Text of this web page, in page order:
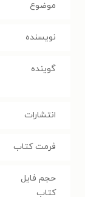
موضوع
نویسنده
گوینده
انتشارات
فرمت کتاب
حجم فایل
کتاب